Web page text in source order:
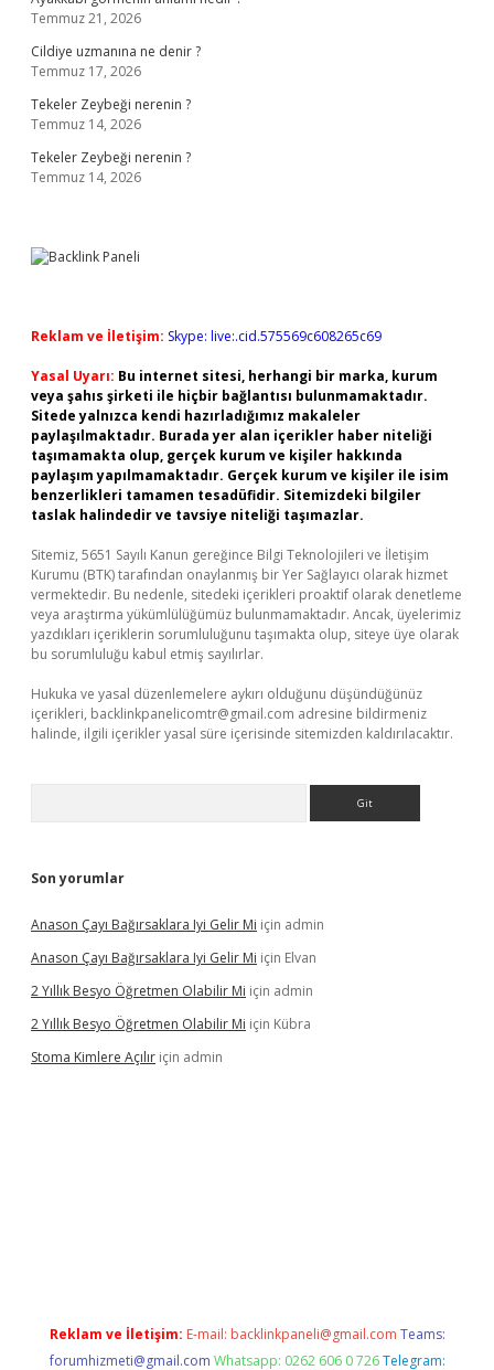
Temmuz 21, 2026
Cildiye uzmanına ne denir ?
Temmuz 17, 2026
Tekeler Zeybeği nerenin ?
Temmuz 14, 2026
Tekeler Zeybeği nerenin ?
Temmuz 14, 2026
Reklam ve İletişim: Skype: live:.cid.575569c608265c69
Yasal Uyarı: Bu internet sitesi, herhangi bir marka, kurum
veya şahıs şirketi ile hiçbir bağlantısı bulunmamaktadır.
Sitede yalnızca kendi hazırladığımız makaleler
paylaşılmaktadır. Burada yer alan içerikler haber niteliği
taşımamakta olup, gerçek kurum ve kişiler hakkında
paylaşım yapılmamaktadır. Gerçek kurum ve kişiler ile isim
benzerlikleri tamamen tesadüfidir. Sitemizdeki bilgiler
taslak halindedir ve tavsiye niteliği taşımazlar.
Sitemiz, 5651 Sayılı Kanun gereğince Bilgi Teknolojileri ve İletişim
Kurumu (BTK) tarafından onaylanmış bir Yer Sağlayıcı olarak hizmet
vermektedir. Bu nedenle, sitedeki içerikleri proaktif olarak denetleme
veya araştırma yükümlülüğümüz bulunmamaktadır. Ancak, üyelerimiz
yazdıkları içeriklerin sorumluluğunu taşımakta olup, siteye üye olarak
bu sorumluluğu kabul etmiş sayılırlar.
Hukuka ve yasal düzenlemelere aykırı olduğunu düşündüğünüz
içerikleri, backlinkpanelicomtr@gmail.com adresine bildirmeniz
halinde, ilgili içerikler yasal süre içerisinde sitemizden kaldırılacaktır.
Son yorumlar
Anason Çayı Bağırsaklara Iyi Gelir Mi için admin
Anason Çayı Bağırsaklara Iyi Gelir Mi için Elvan
2 Yıllık Besyo Öğretmen Olabilir Mi için admin
2 Yıllık Besyo Öğretmen Olabilir Mi için Kübra
Stoma Kimlere Açılır için admin
Reklam ve İletişim: E-mail: backlinkpaneli@gmail.com Teams:
forumhizmeti@gmail.com Whatsapp: 0262 606 0 726 Telegram: